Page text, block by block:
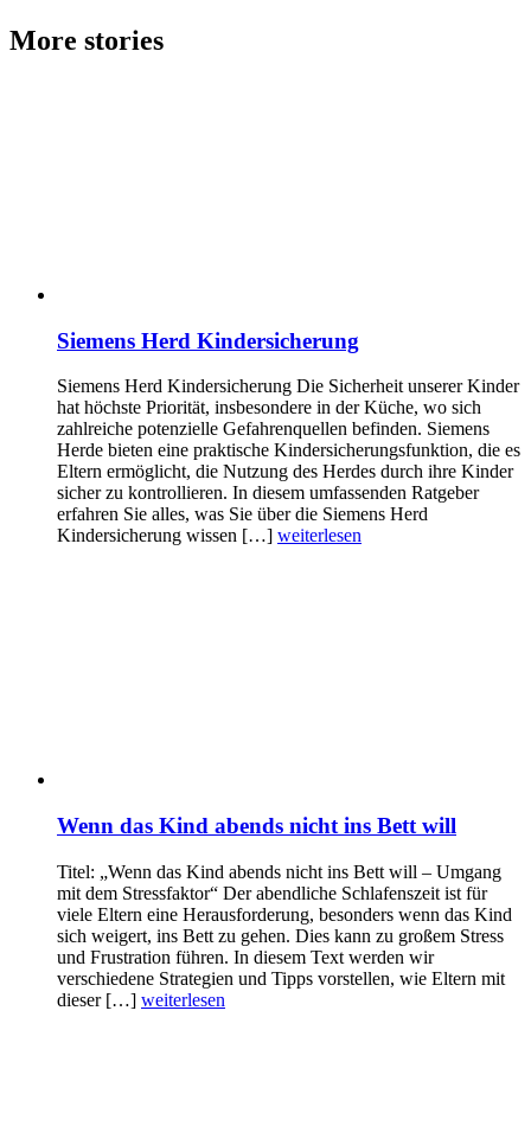
More stories
Siemens Herd Kindersicherung
Siemens Herd Kindersicherung Die Sicherheit unserer Kinder
hat höchste Priorität, insbesondere in der Küche, wo sich
zahlreiche potenzielle Gefahrenquellen befinden. Siemens
Herde bieten eine praktische Kindersicherungsfunktion, die es
Eltern ermöglicht, die Nutzung des Herdes durch ihre Kinder
sicher zu kontrollieren. In diesem umfassenden Ratgeber
erfahren Sie alles, was Sie über die Siemens Herd
Kindersicherung wissen […] weiterlesen
Wenn das Kind abends nicht ins Bett will
Titel: „Wenn das Kind abends nicht ins Bett will – Umgang
mit dem Stressfaktor“ Der abendliche Schlafenszeit ist für
viele Eltern eine Herausforderung, besonders wenn das Kind
sich weigert, ins Bett zu gehen. Dies kann zu großem Stress
und Frustration führen. In diesem Text werden wir
verschiedene Strategien und Tipps vorstellen, wie Eltern mit
dieser […] weiterlesen